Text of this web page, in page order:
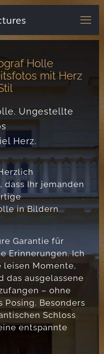
Holle
mit Herz
Ungestellte
Herz.
Ihr jemanden
in Bildern
Garantie für
Erinnerungen. Ich
leisen Momente,
das ausgelassene
– ohne
Posing. Besonders
Schloss
entspannte